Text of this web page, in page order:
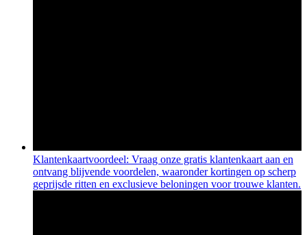
Klantenkaartvoordeel: Vraag onze gratis klantenkaart aan en
ontvang blijvende voordelen, waaronder kortingen op scherp
geprijsde ritten en exclusieve beloningen voor trouwe klanten.